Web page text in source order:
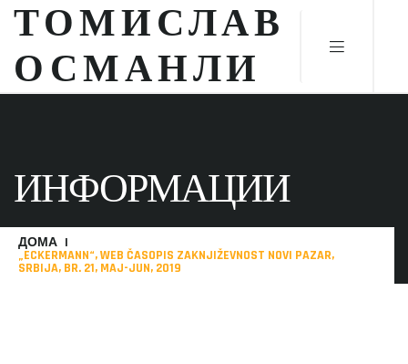
ТОМИСЛАВ
ОСМАНЛИ
ИНФОРМАЦИИ
ДОМА
„ECKERMANN“, WEB ČASOPIS ZAKNJIŽEVNOST NOVI PAZAR,
SRBIJA, BR. 21, MAJ-JUN, 2019